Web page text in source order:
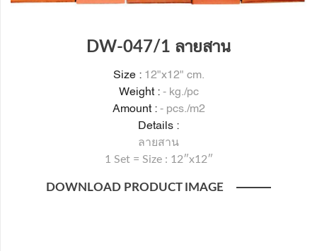
DW-047/1 ลายสาน
Size :12"x12" cm.
Weight :- kg./pc
Amount :- pcs./m2
Details :
ลายสาน
1 Set = Size : 12″x12″
DOWNLOAD PRODUCT IMAGE